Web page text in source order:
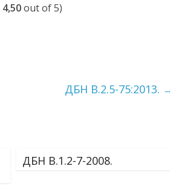
4,50out of 5)
ДБН В.2.5-75:2013.
ДБН В.1.2-7-2008.